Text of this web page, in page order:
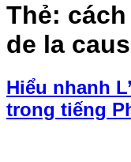
Thẻ:
de la
Hiểu nhanh
trong tiếng